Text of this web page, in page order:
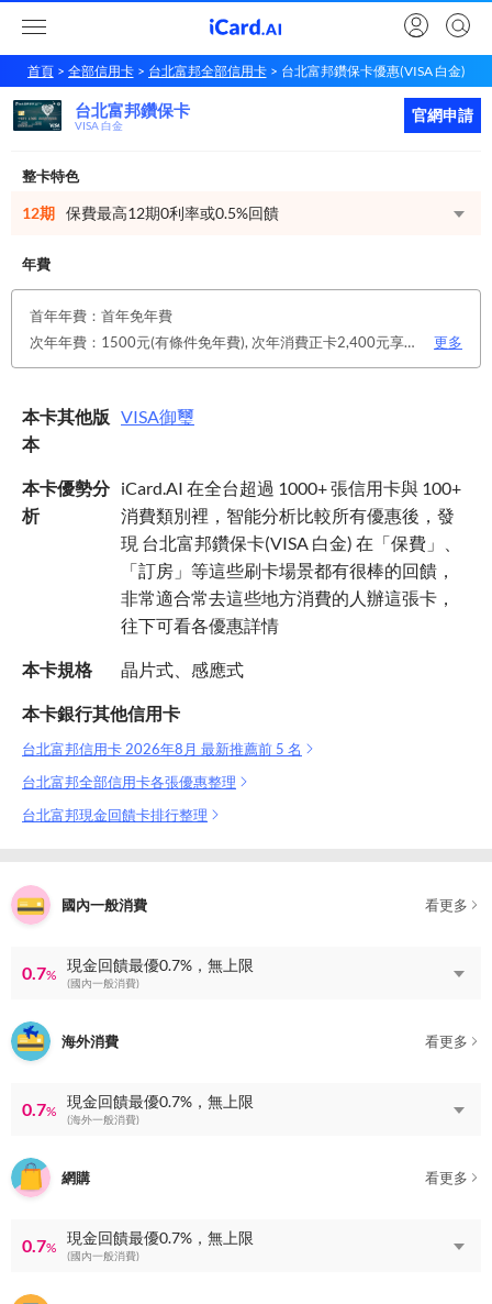
首頁 全部信用卡 台北富邦全部信用卡 台北富邦鑽保卡優惠(VISA 白金)
台北富邦鑽保卡 立即申請
台北富邦鑽保卡
VISA 白金
官網申請
整卡特色
12期 保費最高12期0利率或0.5%回饋
年費
首年年費：首年免年費
次年年費：1500元(有條件免年費), 次年消費正卡2,400元享免年費優惠。 112/12/31前 除上述達檻免年費條件外，客戶符合下列任一條件，同享免年費優惠！ 1.僅申請電子帳單 2.綁定銀行LINE官方帳號好友 3.本行存戶自扣
更多
本卡其他版
本
VISA御璽
本卡優勢分
析
iCard.AI 在全台超過 1000+ 張信用卡與 100+
消費類別裡，智能分析比較所有優惠後，發
現 台北富邦鑽保卡(VISA 白金) 在「保費」、
「訂房」等這些刷卡場景都有很棒的回饋，
非常適合常去這些地方消費的人辦這張卡，
往下可看各優惠詳情
本卡規格 晶片式、感應式
本卡銀行其他信用卡
台北富邦信用卡 2026年8月 最新推薦前 5 名
台北富邦全部信用卡各張優惠整理
台北富邦現金回饋卡排行整理
國內一般消費 看更多
0.7%
現金回饋最優0.7%，無上限
(國內一般消費)
海外消費 看更多
0.7%
現金回饋最優0.7%，無上限
(海外一般消費)
網購 看更多
0.7%
現金回饋最優0.7%，無上限
(國內一般消費)